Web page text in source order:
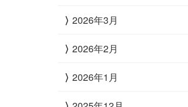
2026年3月
2026年2月
2026年1月